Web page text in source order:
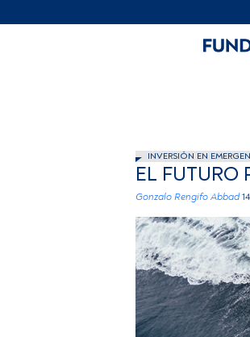
INVERSIÓN EN
EL FUTURO
Gonzalo Rengifo Abbad